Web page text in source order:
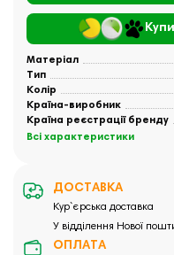
Матеріал
Тип
Колір
Країна-виробник
Країна реєстрації бренду
Всі характеристики
ДОСТАВКА
Кур`єрська доставка
У відділення Нової
ОПЛАТА